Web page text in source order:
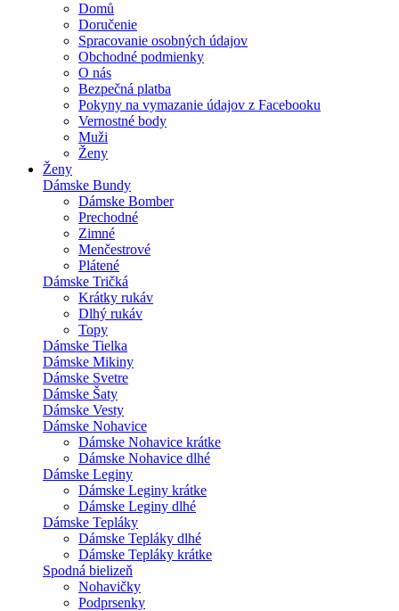
Domů
Doručenie
Spracovanie osobných údajov
Obchodné podmienky
O nás
Bezpečná platba
Pokyny na vymazanie údajov z Facebooku
Vernostné body
Muži
Ženy
Ženy
Dámske Bundy
Dámske Bomber
Prechodné
Zimné
Menčestrové
Plátené
Dámske Tričká
Krátky rukáv
Dlhý rukáv
Topy
Dámske Tielka
Dámske Mikiny
Dámske Svetre
Dámske Šaty
Dámske Vesty
Dámske Nohavice
Dámske Nohavice krátke
Dámske Nohavice dlhé
Dámske Leginy
Dámske Leginy krátke
Dámske Leginy dlhé
Dámske Tepláky
Dámske Tepláky dlhé
Dámske Tepláky krátke
Spodná bielizeň
Nohavičky
Podprsenky